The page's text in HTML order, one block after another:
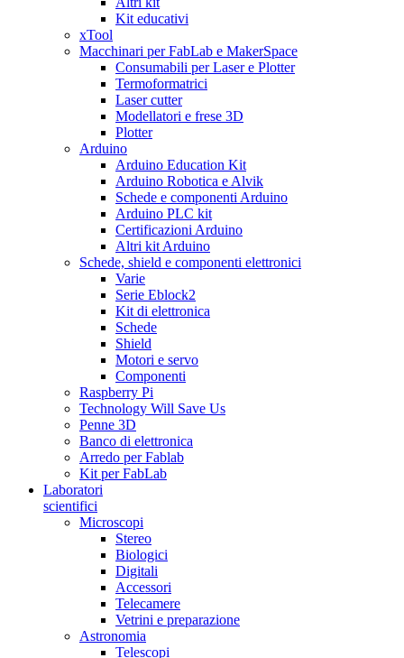
Kit educativi
xTool
Macchinari per FabLab e MakerSpace
Consumabili per Laser e Plotter
Termoformatrici
Laser cutter
Modellatori e frese 3D
Plotter
Arduino
Arduino Education Kit
Arduino Robotica e Alvik
Schede e componenti Arduino
Arduino PLC kit
Certificazioni Arduino
Altri kit Arduino
Schede, shield e componenti elettronici
Varie
Serie Eblock2
Kit di elettronica
Schede
Shield
Motori e servo
Componenti
Raspberry Pi
Technology Will Save Us
Penne 3D
Banco di elettronica
Arredo per Fablab
Kit per FabLab
Laboratori
scientifici
Microscopi
Stereo
Biologici
Digitali
Accessori
Telecamere
Vetrini e preparazione
Astronomia
Telescopi